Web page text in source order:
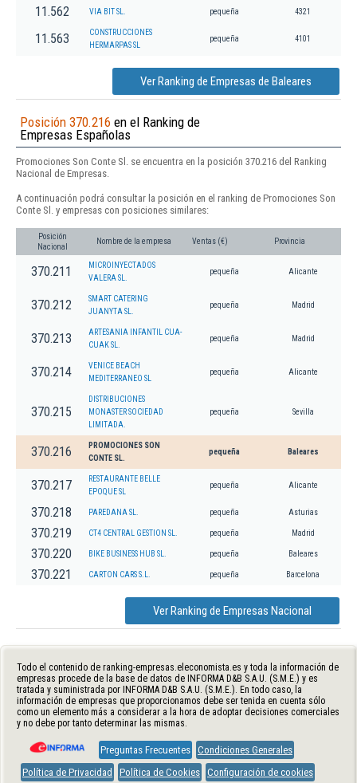
11.562 VIA BIT SL. pequeña 4321
11.563
CONSTRUCCIONES
HERMARPAS SL
pequeña 4101
Ver Ranking de Empresas de Baleares
Posición 370.216 en el Ranking de
Empresas Españolas
Promociones Son Conte Sl. se encuentra en la posición 370.216 del Ranking
Nacional de Empresas.
A continuación podrá consultar la posición en el ranking de Promociones Son
Conte Sl. y empresas con posiciones similares:
Posición
Nacional
Nombre de la empresa Ventas (€) Provincia
370.211
MICROINYECTADOS
VALERA SL.
pequeña Alicante
370.212
SMART CATERING
JUANYTA SL.
pequeña Madrid
370.213
ARTESANIA INFANTIL CUA-
CUAK SL.
pequeña Madrid
370.214
VENICE BEACH
MEDITERRANEO SL
pequeña Alicante
370.215
DISTRIBUCIONES
MONASTER SOCIEDAD
LIMITADA.
pequeña Sevilla
370.216
PROMOCIONES SON
CONTE SL.
pequeña Baleares
370.217
RESTAURANTE BELLE
EPOQUE SL
pequeña Alicante
370.218 PAREDANA SL. pequeña Asturias
370.219 CT4 CENTRAL GESTION SL. pequeña Madrid
370.220 BIKE BUSINESS HUB SL. pequeña Baleares
370.221 CARTON CARS S.L. pequeña Barcelona
Ver Ranking de Empresas Nacional
Todo el contenido de ranking-empresas.eleconomista.es y toda la información de
empresas procede de la base de datos de INFORMA D&B S.A.U. (S.M.E.) y es
tratada y suministrada por INFORMA D&B S.A.U. (S.M.E.). En todo caso, la
información de empresas que proporcionamos debe ser tenida en cuenta sólo
como un elemento más a considerar a la hora de adoptar decisiones comerciales
y no debe por tanto determinar las mismas.
Preguntas Frecuentes Condiciones Generales
Política de Privacidad
Política de Cookies Configuración de cookies